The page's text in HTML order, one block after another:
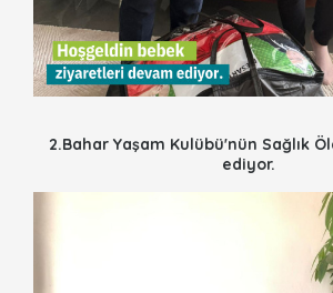
2.Bahar Yaşam Kulübü'nün Sağlık
ediyor.